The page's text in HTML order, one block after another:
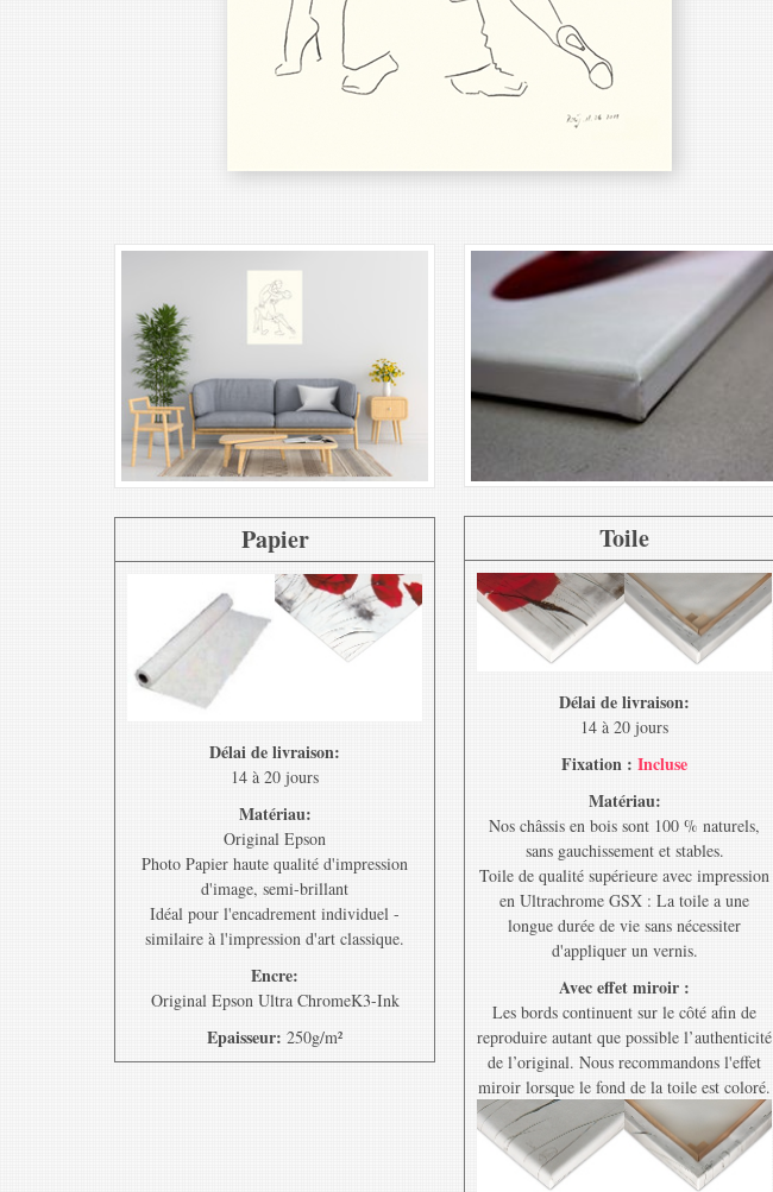
Papier
Délai de livraison:
14 à 20 jours
Matériau:
Original Epson
Photo Papier haute qualité d'impression
d'image, semi-brillant
Idéal pour l'encadrement individuel -
similaire à l'impression d'art classique.
Encre:
Original Epson Ultra ChromeK3-Ink
Epaisseur: 250g/m²
Toile
Délai de livraison:
14 à 20 jours
Fixation : Incluse
Matériau:
Nos châssis en bois sont 100 % naturels,
sans gauchissement et stables.
Toile de qualité supérieure avec impression
en Ultrachrome GSX : La toile a une
longue durée de vie sans nécessiter
d'appliquer un vernis.
Avec effet miroir :
Les bords continuent sur le côté afin de
reproduire autant que possible l’authenticité
de l’original. Nous recommandons l'effet
miroir lorsque le fond de la toile est coloré.